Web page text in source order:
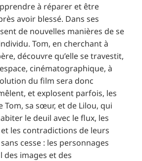
à réparer et être
avoir blessé. Dans ses
de nouvelles manières de se
Tom, en cherchant à
découvre qu’elle se travestit,
cinématographique, à
du film sera donc
et explosent parfois, les
Tom, sa sœur, et de Lilou, qui
le deuil avec le flux, les
les contradictions de leurs
cesse : les personnages
images et des